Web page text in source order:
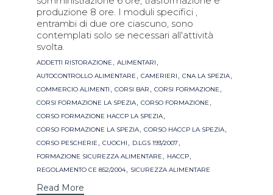
produzione 8 ore. I moduli specifici ,
entrambi di due ore ciascuno, sono
contemplati solo se necessari all'attività
svolta.
Tags
ADDETTI RISTORAZIONE , ALIMENTARI ,
AUTOCONTROLLO ALIMENTARE , CAMERIERI , CNA LA SPEZIA,
COMMERCIO ALIMENTI , CORSI BAR , CORSI FORMAZIONE ,
CORSI FORMAZIONE LA SPEZIA, CORSO FORMAZIONE ,
CORSO FORMAZIONE HACCP LA SPEZIA,
CORSO FORMAZIONE LA SPEZIA, CORSO HACCP LA SPEZIA,
CORSO PESCHERIE , CUOCHI , D.LGS 193/2007 ,
FORMAZIONE SICUREZZA ALIMENTARE , HACCP,
REGOLAMENTO CE 852/2004, SICUREZZA ALIMENTARE
Read More